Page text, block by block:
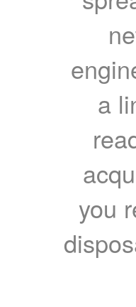
a
you